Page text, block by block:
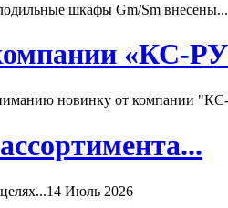
шкафы Gm/Sm внесены...
«КС-
новинку от компании
14 Июль 2026